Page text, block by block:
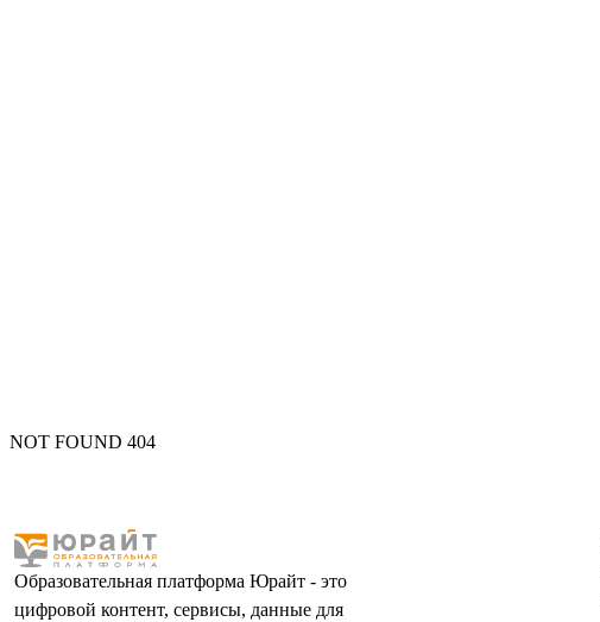
NOT FOUND 404
Образовательная платформа Юрайт - это
цифровой контент, сервисы, данные для